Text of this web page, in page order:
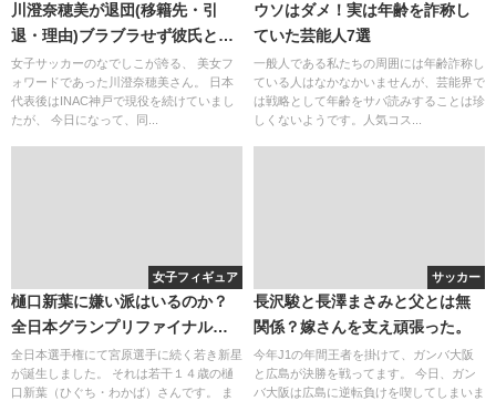
川澄奈穂美が退団(移籍先・引
退・理由)ブラブラせず彼氏と結
婚？アメブロ(ブログ)が面白い！
女子サッカーのなでしこが誇る、 美女フ
ォワードであった川澄奈穂美さん。 日本
代表後はINAC神戸で現役を続けていまし
たが、 今日になって、同...
ウソはダメ！実は年齢を詐称し
ていた芸能人7選
一般人である私たちの周囲には年齢詐称し
ている人はなかなかいませんが、芸能界で
は戦略として年齢をサバ読みすることは珍
しくないようです。人気コス...
女子フィギュア
樋口新葉に嫌い派はいるのか？
全日本グランプリファイナルで
Twitterも大人気！
全日本選手権にて宮原選手に続く若き新星
が誕生しました。 それは若干１４歳の樋
口新葉（ひぐち・わかば）さんです。 ま
サッカー
長沢駿と長澤まさみと父とは無
関係？嫁さんを支え頑張った。
今年J1の年間王者を掛けて、ガンバ大阪
と広島が決勝を戦ってます。 今日、ガン
バ大阪は広島に逆転負けを喫してしまいま